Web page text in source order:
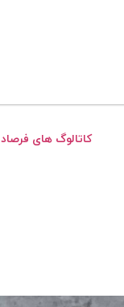
کاتالوگ های فرصاد